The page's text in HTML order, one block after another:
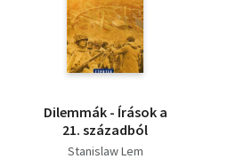
Dilemmák - Írások a
21. századból
Stanislaw Lem